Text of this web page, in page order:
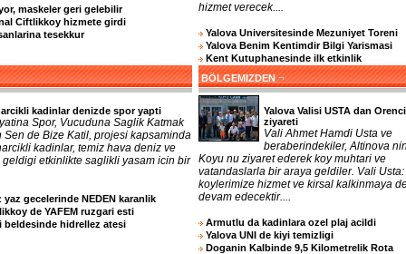
maskeler geri gelebilir
Ciftlikkoy hizmete girdi
tesekkur
hizmet verecek....
Yalova Universitesinde Mezuniyet Toreni
Yalova Benim Kentimdir Bilgi Yarismasi
Kent Kutuphanesinde ilk etkinlik
kadinlar denizde spor yapti
Spor, Vucuduna Saglik Katmak
Sen de Bize Katil, projesi kapsaminda
kadinlar, temiz hava deniz ve
etkinlikte saglikli yasam icin bir
gecelerinde NEDEN karanlik
de YAFEM ruzgari esti
beldesinde hidrellez atesi
BÖLGEMIZDEN ¬
Yalova Valisi USTA dan
ziyareti
Vali Ahmet Hamdi Usta ve
beraberindekiler, Altinova
Koyu nu ziyaret ederek koy muhtari ve
vatandaslarla bir araya geldiler. Vali Usta:
koylerimize hizmet ve kirsal kalkinmaya
devam edecektir....
Armutlu da kadinlara ozel plaj acildi
Yalova UNI de kiyi temizligi
Doganin Kalbinde 9,5 Kilometrelik Rota